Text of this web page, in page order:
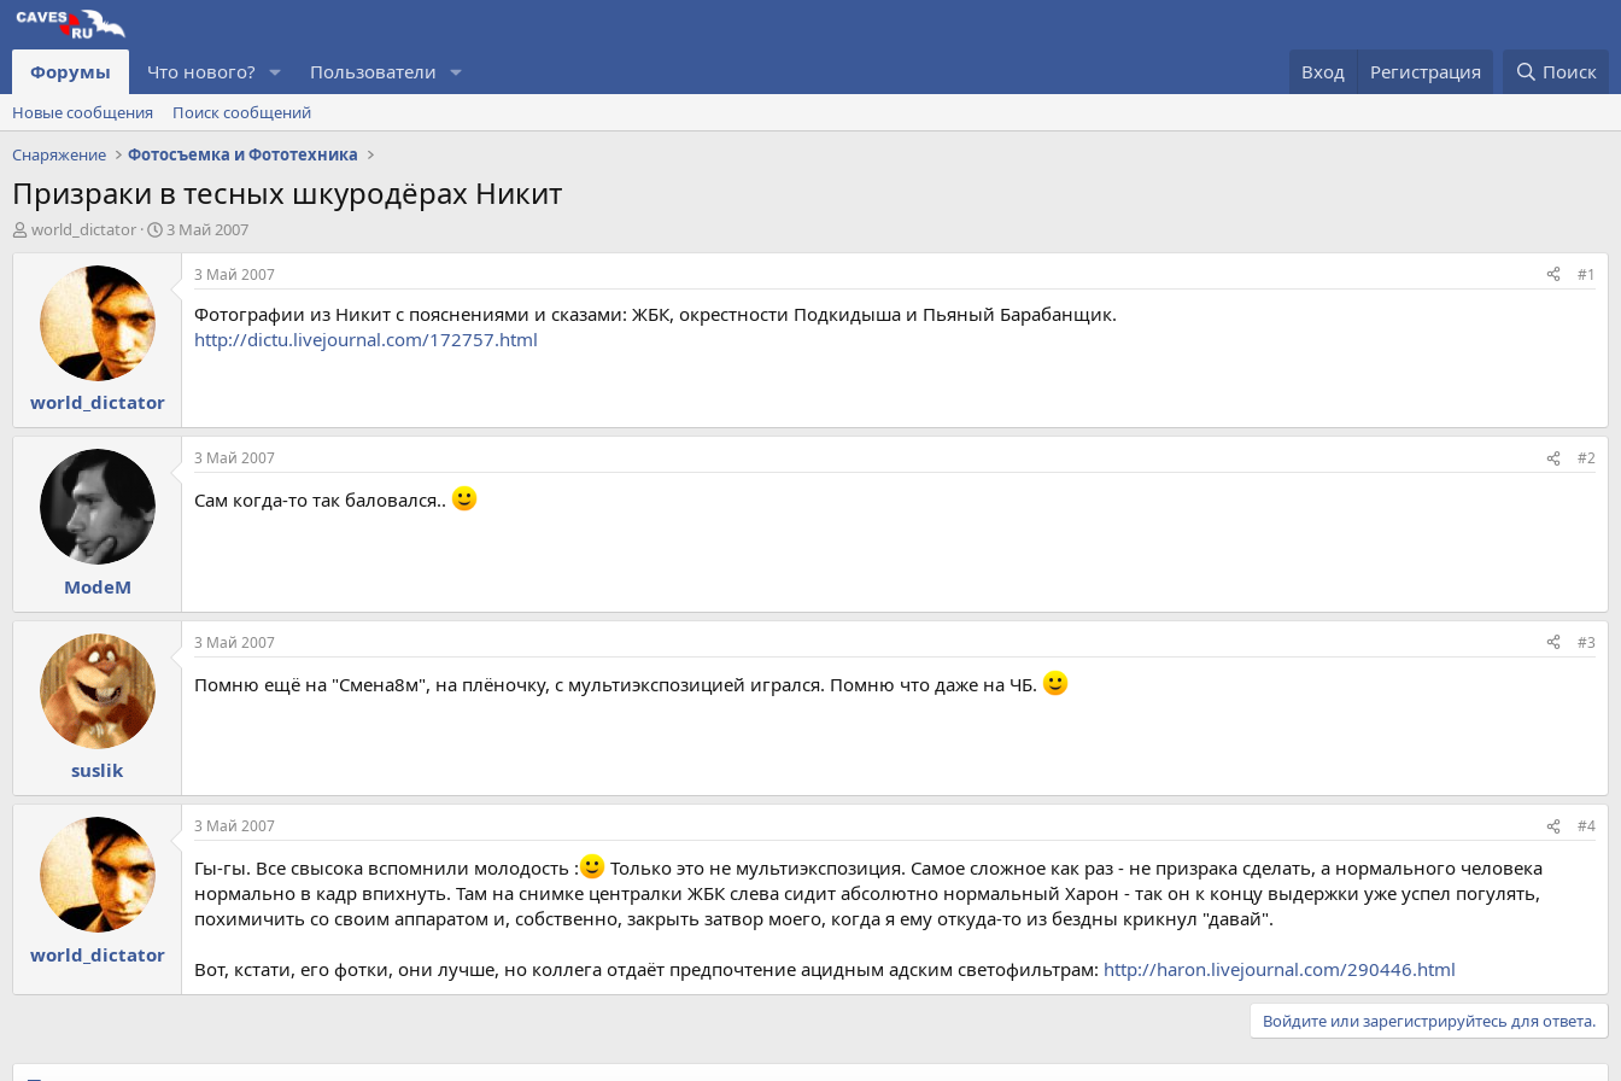
Форумы Что нового? Пользователи Вход Регистрация Поиск
Новые сообщения
Поиск сообщений
Снаряжение
Фотосъемка и Фототехника
Призраки в тесных шкуродёрах Никит
А
ы
world_dictator
Д
а
а
3 Май 2007
world_dictator
3 Май 2007 #1
Фотографии из Никит с пояснениями и сказами: ЖБК, окрестности Подкидыша и Пьяный Барабанщик.
http://dictu.livejournal.com/172757.html
ModeM
3 Май 2007 #2
Сам когда-то так баловался..
suslik
3 Май 2007 #3
Помню ещё на "Смена8м", на плёночку, с мультиэкспозицией игрался. Помню что даже на ЧБ.
world_dictator
3 Май 2007 #4
Гы-гы. Все свысока вспомнили молодость :
Только это не мультиэкспозиция. Самое сложное как раз - не призрака сделать, а нормального человека
нормально в кадр впихнуть. Там на снимке централки ЖБК слева сидит абсолютно нормальный Харон - так он к концу выдержки уже успел погулять,
похимичить со своим аппаратом и, собственно, закрыть затвор моего, когда я ему откуда-то из бездны крикнул "давай".
Вот, кстати, его фотки, они лучше, но коллега отдаёт предпочтение ацидным адским светофильтрам: http://haron.livejournal.com/290446.html
Войдите или зарегистрируйтесь для ответа.